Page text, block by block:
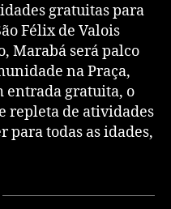
gratuitas para
Félix de Valois
Marabá será palco
na Praça,
entrada gratuita, o
repleta de atividades
para todas as idades,